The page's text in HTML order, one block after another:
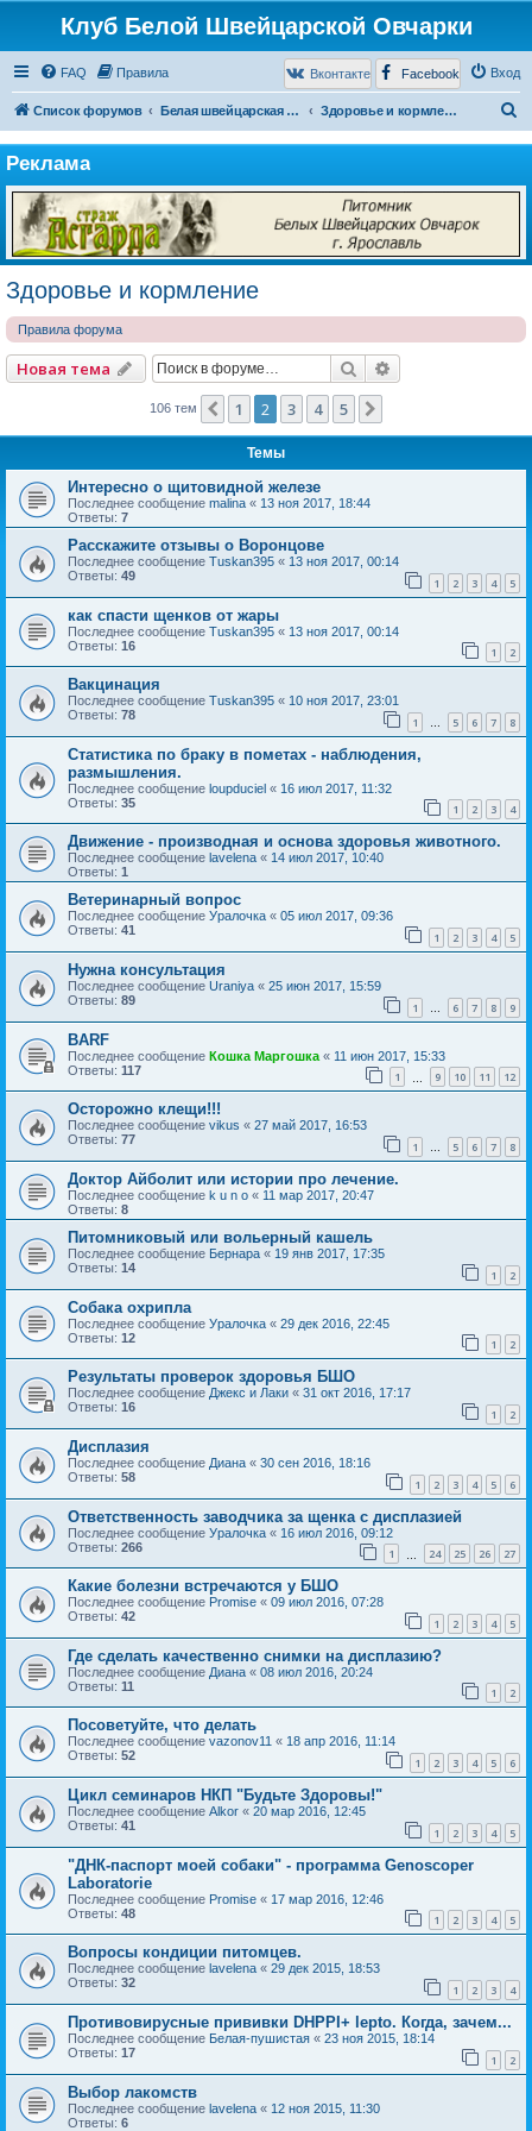
Клуб Белой Швейцарской Овчарки
FAQ Правила Вход
Вконтакте Facebook
Список форумов Белая швейцарская овчарка Здоровье и кормление
с
Реклама
Здоровье и кормление
Правила форума
Новая тема Поиск
106 тем Пред.
1 2 3 4 5
Темы
Интересно о щитовидной железе
Последнее сообщение malina « 13 ноя 2017, 18:44
Ответы: 7
Расскажите отзывы о Воронцове
Последнее сообщение Tuskan395 « 13 ноя 2017, 00:14
Ответы: 49 1 2 3 4 5
как спасти щенков от жары
Последнее сообщение Tuskan395 « 13 ноя 2017, 00:14
Ответы: 16 1 2
Вакцинация
Последнее сообщение Tuskan395 « 10 ноя 2017, 23:01
Ответы: 78 1 … 5 6 7 8
Статистика по браку в пометах - наблюдения,
размышления.
Последнее сообщение loupduciel « 16 июл 2017, 11:32
Ответы: 35 1 2 3 4
Движение - производная и основа здоровья животного.
Последнее сообщение lavelena « 14 июл 2017, 10:40
Ответы: 1
Ветеринарный вопрос
Последнее сообщение Уралочка « 05 июл 2017, 09:36
Ответы: 41 1 2 3 4 5
Нужна консультация
Последнее сообщение Uraniya « 25 июн 2017, 15:59
Ответы: 89 1 … 6 7 8 9
BARF
Последнее сообщение Кошка Маргошка « 11 июн 2017, 15:33
Ответы: 117 1 9 10 11 12
Осторожно клещи!!!
Последнее сообщение vikus « 27 май 2017, 16:53
Ответы: 77 1 … 5 6 7 8
Доктор Айболит или истории про лечение.
Последнее сообщение k u n o « 11 мар 2017, 20:47
Ответы: 8
Питомниковый или вольерный кашель
Последнее сообщение Бернара « 19 янв 2017, 17:35
Ответы: 14 1 2
Собака охрипла
Последнее сообщение Уралочка « 29 дек 2016, 22:45
Ответы: 12 1 2
Результаты проверок здоровья БШО
Последнее сообщение Джекс и Лаки « 31 окт 2016, 17:17
Ответы: 16 1 2
Дисплазия
Последнее сообщение Диана « 30 сен 2016, 18:16
Ответы: 58 1 2 3 4 5 6
Ответственность заводчика за щенка с дисплазией
Последнее сообщение Уралочка « 16 июл 2016, 09:12
Ответы: 266 1 24 25 26 27
Какие болезни встречаются у БШО
Последнее сообщение Promise « 09 июл 2016, 07:28
Ответы: 42 1 2 3 4 5
Где сделать качественно снимки на дисплазию?
Последнее сообщение Диана « 08 июл 2016, 20:24
Ответы: 11 1 2
Посоветуйте, что делать
Последнее сообщение vazonov11 « 18 апр 2016, 11:14
Ответы: 52 1 2 3 4 5 6
Цикл семинаров НКП "Будьте Здоровы!"
Последнее сообщение Alkor « 20 мар 2016, 12:45
Ответы: 41 1 2 3 4 5
"ДНК-паспорт моей собаки" - программа Genoscoper
Laboratorie
Последнее сообщение Promise « 17 мар 2016, 12:46
Ответы: 48 1 2 3 4 5
Вопросы кондиции питомцев.
Последнее сообщение lavelena « 29 дек 2015, 18:53
Ответы: 32 1 2 3 4
Противовирусные прививки DHPPI+ lepto. Когда, зачем...
Последнее сообщение Белая-пушистая « 23 ноя 2015, 18:14
Ответы: 17 1 2
Выбор лакомств
Последнее сообщение lavelena « 12 ноя 2015, 11:30
Ответы: 6